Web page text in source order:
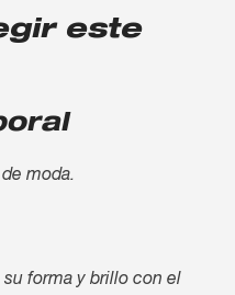
este
moda.
forma y brillo con el